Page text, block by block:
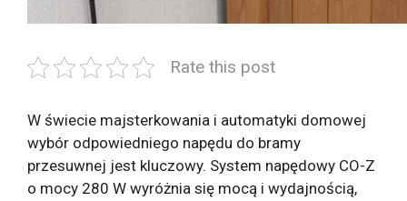
Rate this post
W świecie majsterkowania i automatyki domowej
wybór odpowiedniego napędu do bramy
przesuwnej jest kluczowy. System napędowy CO-Z
o mocy 280 W wyróżnia się mocą i wydajnością,